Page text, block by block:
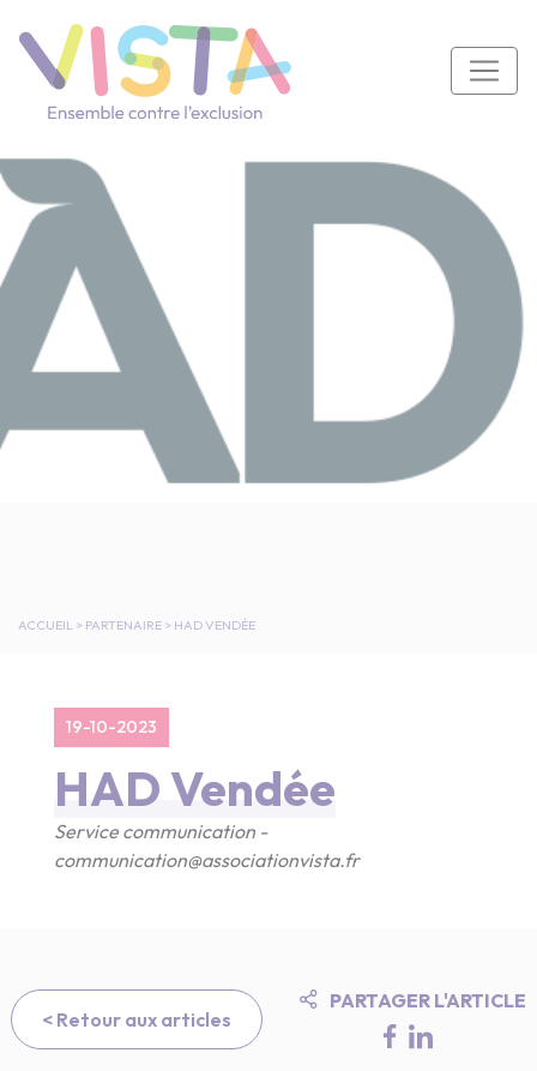
Navigation principale
ACCUEIL > PARTENAIRE > HAD VENDÉE
19-10-2023
HAD Vendée
Service communication -
communication@associationvista.fr
< Retour aux articles
PARTAGER L'ARTICLE